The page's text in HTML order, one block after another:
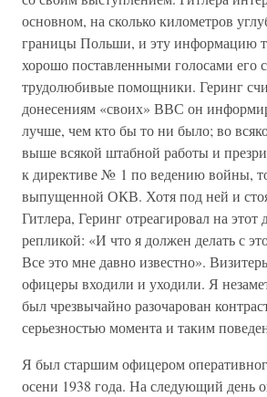
основном, на сколько километров
границы Польши, и эту информацию
хорошо поставленными голосами его
трудолюбивые помощники. Геринг
донесениям «своих» ВВС он
лучше, чем кто бы то ни было; во
выше всякой штабной работы и
к директиве № 1 по ведению войны,
выпущенной ОКВ. Хотя под ней и
Гитлера, Геринг отреагировал на
репликой: «И что я должен делать с
Все это мне давно известно».
офицеры входили и уходили. Я
был чрезвычайно разочарован
серьезностью момента и таким
Я был старшим офицером
осени 1938 года. На следующий день